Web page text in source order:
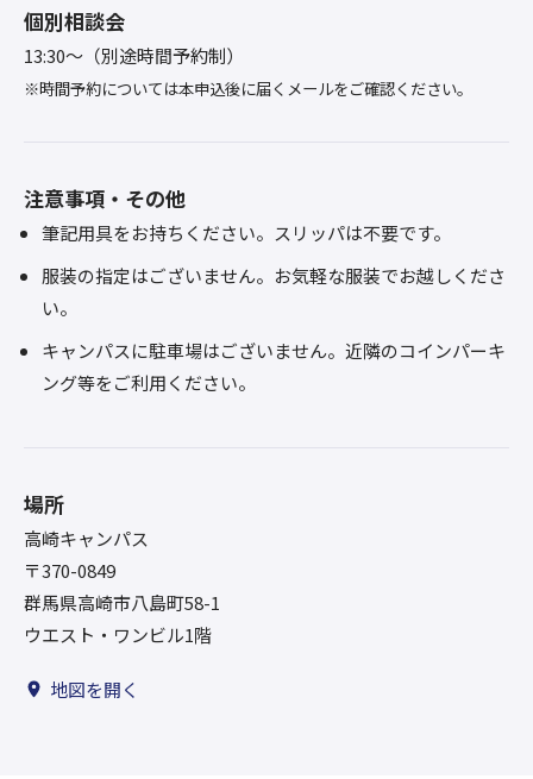
個別相談会
13:30～（別途時間予約制）
※時間予約については本申込後に届くメールをご確認ください。
注意事項・その他
筆記用具をお持ちください。スリッパは不要です。
服装の指定はございません。お気軽な服装でお越しくださ
い。
キャンパスに駐車場はございません。近隣のコインパーキ
ング等をご利用ください。
場所
高崎キャンパス
〒370-0849
群馬県高崎市八島町58-1
ウエスト・ワンビル1階
地図を開く